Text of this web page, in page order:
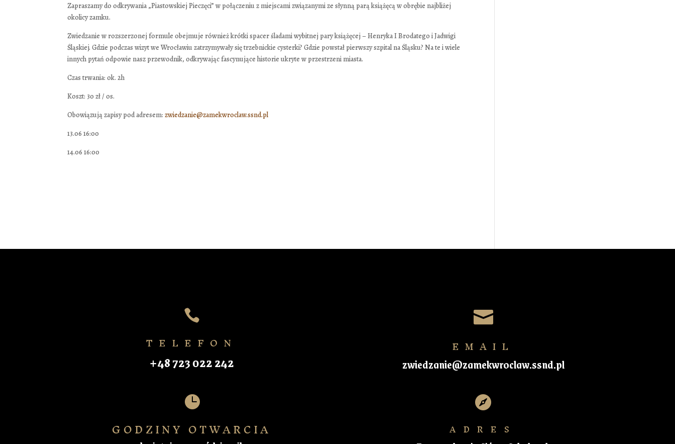
Zapraszamy do odkrywania „Piastowskiej Pieczęci” w połączeniu z miejscami związanymi ze słynną parą książęcą w obrębie najbliżej
okolicy zamku.
Zwiedzanie w rozszerzonej formule obejmuje również krótki spacer śladami wybitnej pary książęcej – Henryka I Brodatego i Jadwigi
Śląskiej. Gdzie podczas wizyt we Wrocławiu zatrzymywały się trzebnickie cysterki? Gdzie powstał pierwszy szpital na Śląsku? Na te i wiele
innych pytań odpowie nasz przewodnik, odkrywając fascynujące historie ukryte w przestrzeni miasta.
Czas trwania: ok. 2h
Koszt: 30 zł / os.
Obowiązują zapisy pod adresem:zwiedzanie@zamekwroclaw.ssnd.pl
13.06 16:00
14.06 16:00

TELEFON
+48 723 022 242

GODZINY OTWARCIA

EMAIL
zwiedzanie@zamekwroclaw.ssnd.pl

ADRES